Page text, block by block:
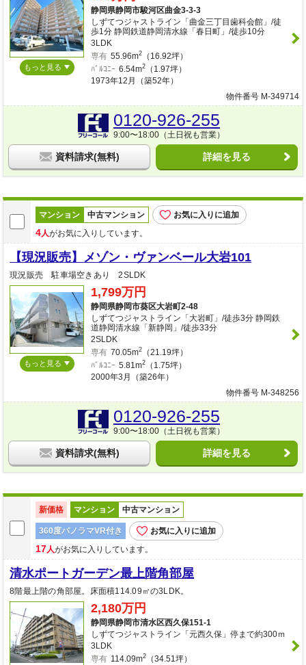
もっと見る
静岡県静岡市駿河区曲金3-3-3
しずてつジャストライン「曲金三丁目歯科会館」/徒
歩1分 静岡鉄道静岡清水線「春日町」/徒歩10分
3LDK
専有 55.96m2（16.92坪）
ﾊﾞﾙｺﾆｰ 6.54m2（1.97坪）
1973年12月（築52年）
物件番号 M-349714
0120-926-255
9:00〜18:00（土日祝も営業）
資料請求(無料) 詳細を見る
マンション 中古マンション お気に入りに追加
4人がお気に入りしています。
【現況販売】メゾン・ヴァンベール大岩101
現況販売 駐車場空きあり 2SLDK
もっと見る
1,799万円
静岡県静岡市葵区大岩町2-48
しずてつジャストライン「大岩町」/徒歩3分 静岡鉄
道静岡清水線「新静岡」/徒歩33分
2SLDK
専有 70.05m2（21.19坪）
ﾊﾞﾙｺﾆｰ 5.81m2（1.75坪）
2000年3月（築26年）
物件番号 M-348256
0120-926-255
9:00〜18:00（土日祝も営業）
資料請求(無料) 詳細を見る
新価格 マンション 中古マンション
360度パノラマVR付き お気に入りに追加
17人がお気に入りしています。
清水ポートガーデン最上階角部屋
8階最上階の角部屋。床面積114.09㎡の3LDK。
2,180万円
静岡県静岡市清水区西久保151-1
しずてつジャストライン「元西久保」停まで約300ｍ
3LDK
専有 114.09m2（34.51坪）